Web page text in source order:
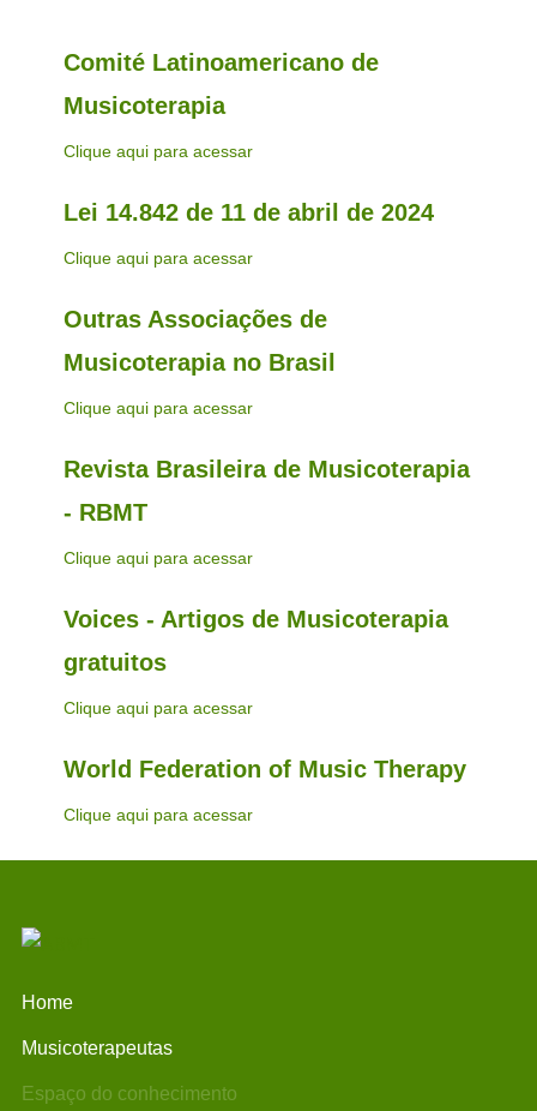
Comité Latinoamericano de
Musicoterapia
Clique aqui para acessar
Lei 14.842 de 11 de abril de 2024
Clique aqui para acessar
Outras Associações de
Musicoterapia no Brasil
Clique aqui para acessar
Revista Brasileira de Musicoterapia
- RBMT
Clique aqui para acessar
Voices - Artigos de Musicoterapia
gratuitos
Clique aqui para acessar
World Federation of Music Therapy
Clique aqui para acessar
Home
Musicoterapeutas
Espaço do conhecimento